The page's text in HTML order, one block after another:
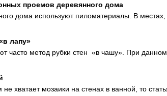
проемов деревянного дома
дома используют пиломатериалы. В местах,
лапу»
часто метод рубки стен «в чашу». При
хватает мозаики на стенах в ванной, то